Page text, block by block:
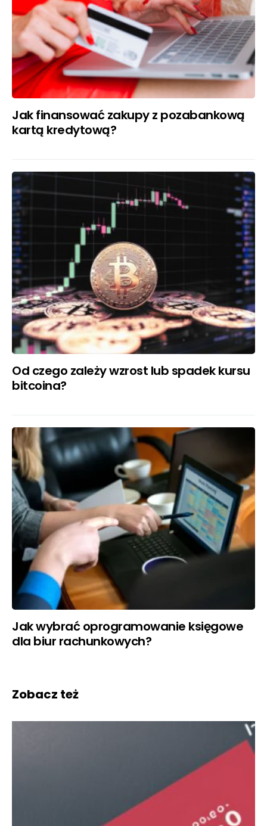
Jak finansować zakupy z pozabankową
kartą kredytową?
Od czego zależy wzrost lub spadek kursu
bitcoina?
Jak wybrać oprogramowanie księgowe
dla biur rachunkowych?
Zobacz też